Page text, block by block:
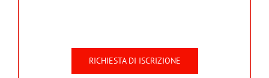
RICHIESTA DI ISCRIZIONE